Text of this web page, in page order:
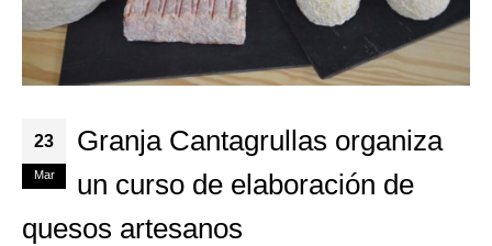
23
Mar
Granja Cantagrullas organiza
un curso de elaboración de
quesos artesanos